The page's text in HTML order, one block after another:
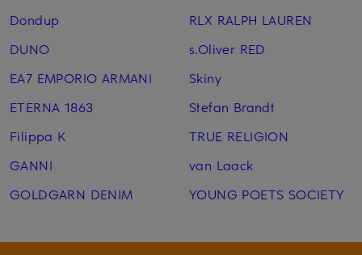
Dondup
DUNO
EA7 EMPORIO ARMANI
ETERNA 1863
Filippa K
GANNI
GOLDGARN DENIM
RLX RALPH LAUREN
s.Oliver RED
Skiny
Stefan Brandt
TRUE RELIGION
van Laack
YOUNG POETS SOCIETY